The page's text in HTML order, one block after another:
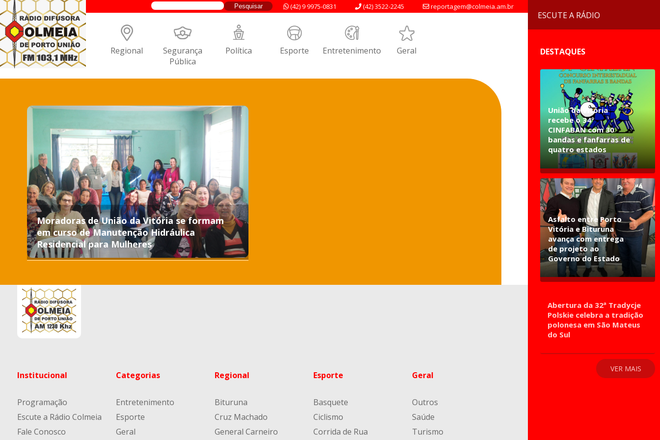
reportagem@colmeia.am.br
(42) 3522-2245
(42) 9 9975-0831
Regional Segurança
Pública
Política Esporte Entretenimento Geral
Moradoras de União da Vitória se formam
em curso de Manutenção Hidráulica
Residencial para Mulheres
Institucional
Programação
Escute a Rádio Colmeia
Fale Conosco
Categorias
Entretenimento
Esporte
Geral
Regional
Bituruna
Cruz Machado
General Carneiro
Esporte
Basquete
Ciclismo
Corrida de Rua
Geral
Outros
Saúde
Turismo
ESCUTE A RÁDIO
DESTAQUES
União da Vitória
recebe o 34º
CINFABAN com 30
bandas e fanfarras de
quatro estados
Asfalto entre Porto
Vitória e Bituruna
avança com entrega
de projeto ao
Governo do Estado
Abertura da 32ª Tradycje
Polskie celebra a tradição
polonesa em São Mateus
do Sul
VER MAIS